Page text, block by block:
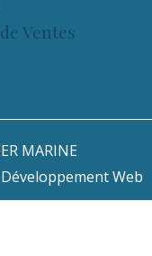
Ventes
MARINE
Développement Web